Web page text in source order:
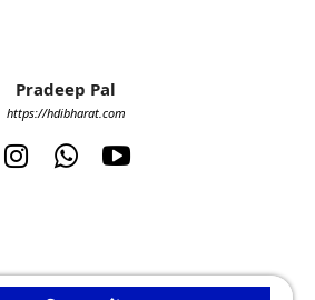
Pradeep Pal
https://hdibharat.com